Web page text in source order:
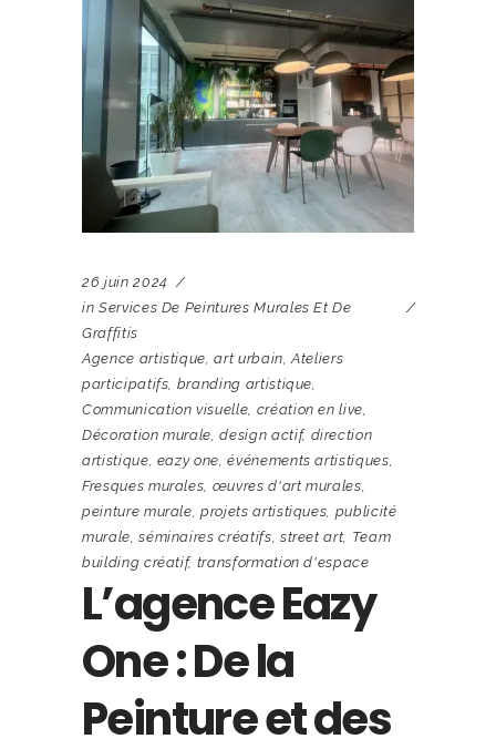
26 juin 2024
in Services De Peintures Murales Et De
Graffitis
Agence artistique,art urbain,Ateliers
participatifs, branding artistique,
Communication visuelle, création en live,
Décoration murale,design actif, direction
artistique, eazy one,événements artistiques,
Fresques murales, œuvres d'art murales,
peinture murale,projets artistiques, publicité
murale,séminaires créatifs, street art, Team
building créatif, transformation d'espace
L’agence Eazy
One : De la
Peinture et des